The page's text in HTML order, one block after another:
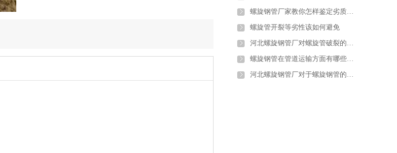
螺旋钢管厂家教你怎样鉴定劣质…
螺旋管开裂等劣性该如何避免
河北螺旋钢管厂对螺旋管破裂的…
螺旋钢管在管道运输方面有哪些…
河北螺旋钢管厂对于螺旋钢管的…